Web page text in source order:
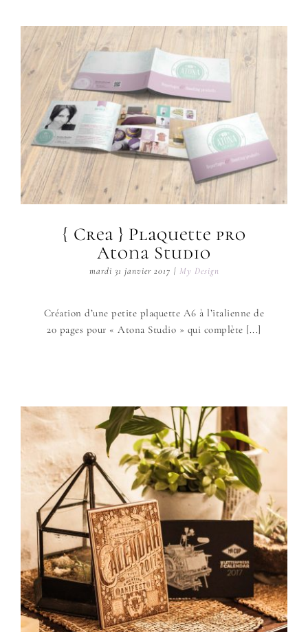
{ Crea } Plaquette pro
Atona Studio
mardi 31 janvier 2017 | My Design
Création d’une petite plaquette A6 à l’italienne de
20 pages pour « Atona Studio » qui complète [...]